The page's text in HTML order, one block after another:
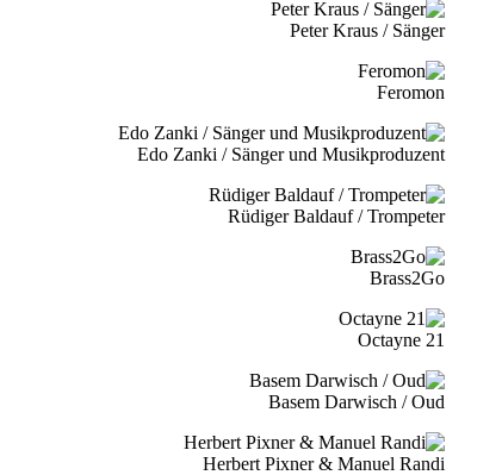
Peter Kraus / Sänger
Feromon
Edo Zanki / Sänger und Musikproduzent
Rüdiger Baldauf / Trompeter
Brass2Go
21 Octayne
Basem Darwisch / Oud
Herbert Pixner & Manuel Randi